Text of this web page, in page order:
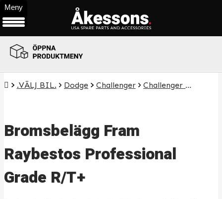
ÖPPNA
PRODUKTMENY
.VÄLJ BIL. Dodge Challenger Challenger V8
Bromsbelägg Fram
Raybestos Professional
Grade R/T+
Meny